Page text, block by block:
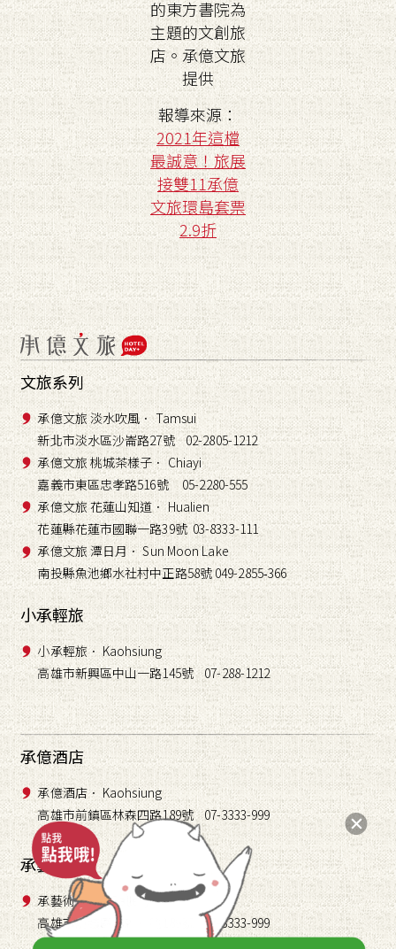
的東方書院為
主題的文創旅
店。承億文旅
提供
報導來源：
2021年這檔
最誠意！旅展
接雙11承億
文旅環島套票
2.9折
文旅系列
承億文旅 淡水吹風． Tamsui
新北市淡水區沙崙路27號 02-2805-1212
承億文旅 桃城茶樣子． Chiayi
嘉義市東區忠孝路516號 05-2280-555
承億文旅 花蓮山知道． Hualien
花蓮縣花蓮市國聯一路39號 03-8333-111
承億文旅 潭日月． Sun Moon Lake
南投縣魚池鄉水社村中正路58號 049-2855-366
小承輕旅
小承輕旅． Kaohsiung
高雄市新興區中山一路145號 07-288-1212
承億酒店
承億酒店． Kaohsiung
高雄市前鎮區林森四路189號 07-3333-999
承藝術
承藝術． TAI Gallery
高雄市前鎮區林森四路189號 07-3333-999